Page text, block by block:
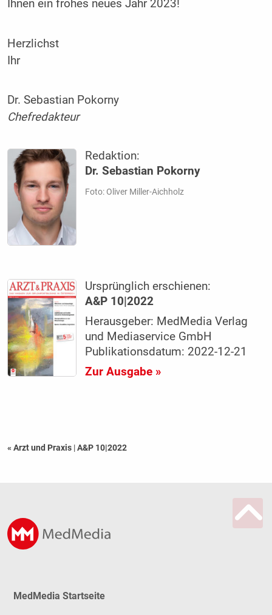
Ihnen ein frohes neues Jahr 2023!
Herzlichst
Ihr
Dr. Sebastian Pokorny
Chefredakteur
Redaktion:
Dr. Sebastian Pokorny
Foto: Oliver Miller-Aichholz
Ursprünglich erschienen:
A&P 10|2022
Herausgeber: MedMedia Verlag
und Mediaservice GmbH
Publikationsdatum: 2022-12-21
Zur Ausgabe »
« Arzt und Praxis |A&P 10|2022
MedMedia Startseite